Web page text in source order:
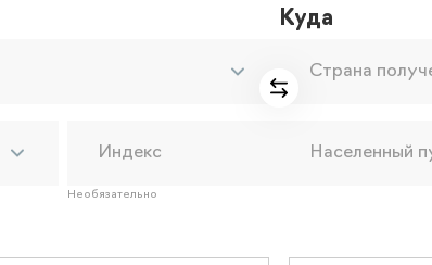
Индекс
Необязательно
Куда
Страна
Населенный